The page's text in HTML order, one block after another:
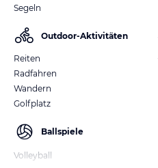
Segeln
Outdoor-Aktivitäten
Reiten
Radfahren
Wandern
Golfplatz
Ballspiele
Volleyball